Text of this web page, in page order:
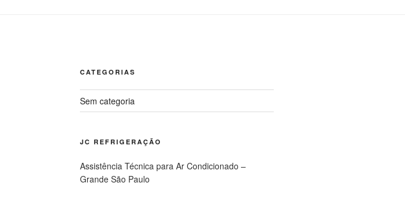
CATEGORIAS
Sem categoria
JC REFRIGERAÇÃO
Assistência Técnica para Ar Condicionado –
Grande São Paulo